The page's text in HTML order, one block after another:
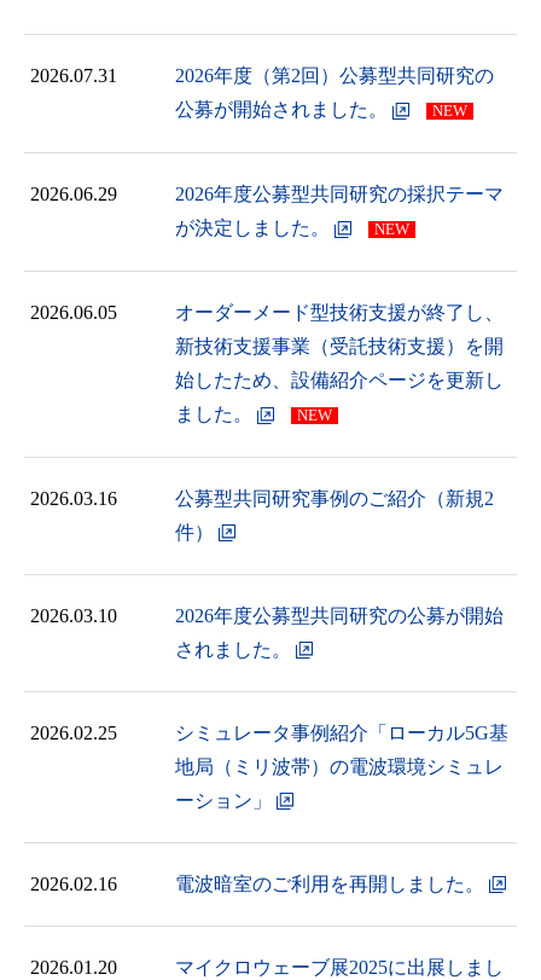
2026.07.31
2026年度（第2回）公募型共同研究の
公募が開始されました。
2026.06.29
2026年度公募型共同研究の採択テーマ
が決定しました。
2026.06.05
オーダーメード型技術支援が終了し、
新技術支援事業（受託技術支援）を開
始したため、設備紹介ページを更新し
ました。
2026.03.16
公募型共同研究事例のご紹介（新規2
件）
2026.03.10
2026年度公募型共同研究の公募が開始
されました。
2026.02.25
シミュレータ事例紹介「ローカル5G基
地局（ミリ波帯）の電波環境シミュレ
ーション」
2026.02.16 電波暗室のご利用を再開しました。
2026.01.20
マイクロウェーブ展2025に出展しまし